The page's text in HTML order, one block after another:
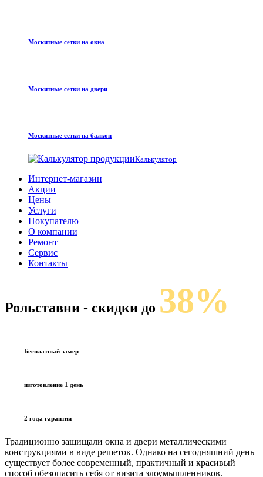
Москитные сетки на окна
Москитные сетки на двери
Москитные сетки на балкон
Калькулятор
Интернет-магазин
Акции
Цены
Услуги
Покупателю
О компании
Ремонт
Сервис
Контакты
Рольставни - скидки до 38%
Бесплатный замер
изготовление 1 день
2 года гарантии
Традиционно защищали окна и двери металлическими
конструкциями в виде решеток. Однако на сегодняшний день
существует более современный, практичный и красивый
способ обезопасить себя от визита злоумышленников.